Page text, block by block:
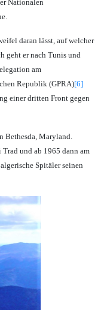
Nationalen
daran lässt, auf welcher
geht er nach Tunis und
am
Republik (GPRA)[6]
einer dritten Front gegen
Bethesda, Maryland.
und ab 1965 dann am
Spitäler seinen